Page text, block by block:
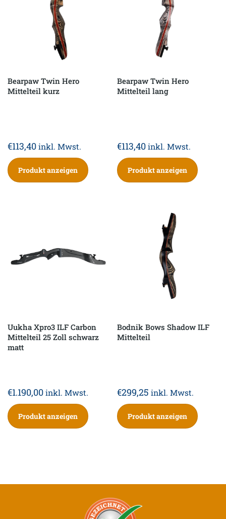
Bearpaw Twin Hero
Mittelteil kurz
€113,40inkl. Mwst.
Produkt anzeigen
Bearpaw Twin Hero
Mittelteil lang
€113,40 inkl. Mwst.
Produkt anzeigen
Uukha Xpro3 ILF Carbon
Mittelteil 25 Zoll schwarz
matt
€1.190,00inkl. Mwst.
Produkt anzeigen
Bodnik Bows Shadow ILF
Mittelteil
€299,25 inkl. Mwst.
Produkt anzeigen